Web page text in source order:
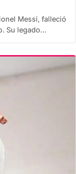
Messi, falleció
Su legado…